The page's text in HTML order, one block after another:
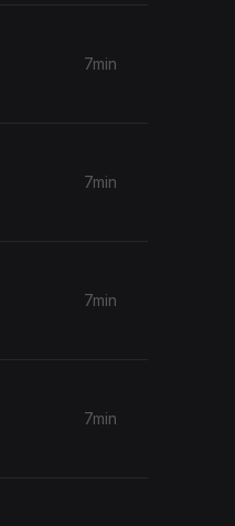
7min
7min
7min
7min